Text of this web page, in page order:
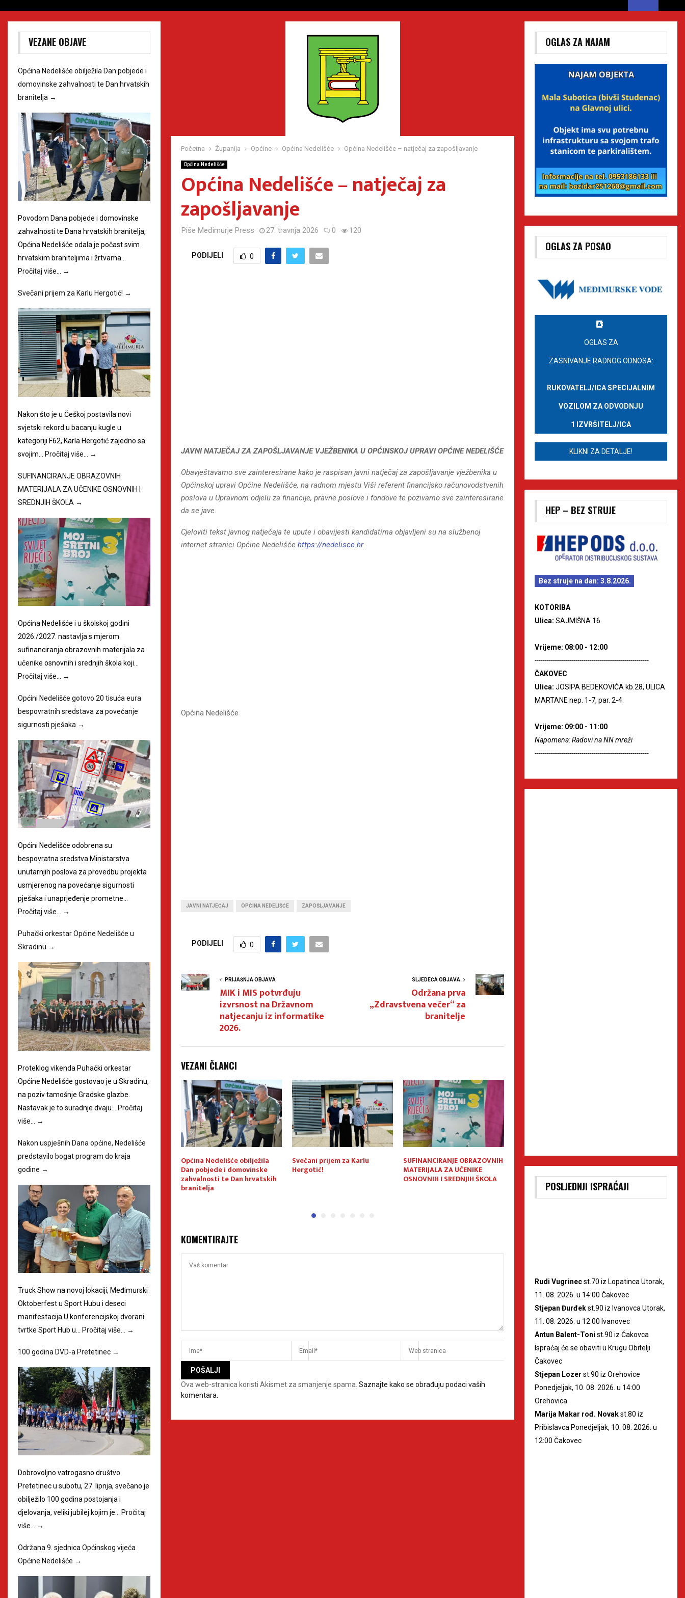
Početna Županija Općine Općina Nedelišće Općina Nedelišće – natječaj za zapošljavanje
Općina Nedelišće
Općina Nedelišće – natječaj za
zapošljavanje
Piše Međimurje Press 27. travnja 2026 0 120
PODIJELI 0
JAVNI NATJEČAJ ZA ZAPOŠLJAVANJE VJEŽBENIKA U OPĆINSKOJ UPRAVI OPĆINE NEDELIŠĆE
Obavještavamo sve zainteresirane kako je raspisan javni natječaj za zapošljavanje vježbenika u
Općinskoj upravi Općine Nedelišće, na radnom mjestu Viši referent financijsko računovodstvenih
poslova u Upravnom odjelu za financije, pravne poslove i fondove te pozivamo sve zainteresirane
da se jave.
Cjeloviti tekst javnog natječaja te upute i obavijesti kandidatima objavljeni su na službenoj
internet stranici Općine Nedelišće https://nedelisce.hr.
Općina Nedelišće
JAVNI NATJEĆAJ OPĆINA NEDELIŠĆE ZAPOŠLJAVANJE
PODIJELI 0
PRIJAŠNJA OBJAVA
MIK i MIS potvrđuju
izvrsnost na Državnom
natjecanju iz informatike
2026.
SLJEDEĆA OBJAVA
Održana prva
„Zdravstvena večer“ za
branitelje
VEZANI ČLANCI
Sudjelujte u
biltena
Festival cekara u Nedelišću
tradicije
Općina Nedelišće obilježila
Dan pobjede i domovinske
zahvalnosti te Dan hrvatskih
branitelja
Svečani prijem za Karlu
Hergotić!
SUFINANCIRANJE OBRAZOVNIH
MATERIJALA ZA UČENIKE
OSNOVNIH I SREDNJIH ŠKOLA
tisuća eura bespovratnih
sredstava za povećanje
sigurnosti pješaka
Nedelišće u
KOMENTIRAJTE
Ova web-stranica koristi Akismet za smanjenje spama. Saznajte kako se obrađuju podaci vaših
komentara.
VEZANE OBJAVE
Općina Nedelišće obilježila Dan pobjede i
domovinske zahvalnosti te Dan hrvatskih
branitelja →
Povodom Dana pobjede i domovinske
zahvalnosti te Dana hrvatskih branitelja,
Općina Nedelišće odala je počast svim
hrvatskim braniteljima i žrtvama…
Pročitaj više… →
Svečani prijem za Karlu Hergotić! →
Nakon što je u Češkoj postavila novi
svjetski rekord u bacanju kugle u
kategoriji F62, Karla Hergotić zajedno sa
svojim…
Pročitaj više… →
SUFINANCIRANJE OBRAZOVNIH
MATERIJALA ZA UČENIKE OSNOVNIH I
SREDNJIH ŠKOLA →
Općina Nedelišće i u školskoj godini
2026./2027. nastavlja s mjerom
sufinanciranja obrazovnih materijala za
učenike osnovnih i srednjih škola koji…
Pročitaj više…
→
Općini Nedelišće gotovo 20 tisuća eura
bespovratnih sredstava za povećanje
sigurnosti pješaka →
Općini Nedelišće odobrena su
bespovratna sredstva Ministarstva
unutarnjih poslova za provedbu projekta
usmjerenog na povećanje sigurnosti
pješaka i unaprjeđenje prometne…
Pročitaj više… →
Puhački orkestar Općine Nedelišće u
Skradinu →
Proteklog vikenda Puhački orkestar
Općine Nedelišće gostovao je u Skradinu,
na poziv tamošnje Gradske glazbe.
Nastavak je to suradnje dvaju… Pročitaj
više…
→
Nakon uspješnih Dana općine, Nedelišće
predstavilo bogat program do kraja
godine →
Truck Show na novoj lokaciji, Međimurski
Oktoberfest u Sport Hubu i deseci
manifestacija U konferencijskoj dvorani
tvrtke Sport Hub u…
Pročitaj više… →
100 godina DVD-a Pretetinec →
Dobrovoljno vatrogasno društvo
Pretetinec u subotu, 27. lipnja, svečano je
obilježilo 100 godina postojanja i
djelovanja, veliki jubilej kojim je…
Pročitaj
više…
→
Održana 9. sjednica Općinskog vijeća
Općine Nedelišće →
OGLAS ZA NAJAM
OGLAS ZA POSAO
OGLAS ZA
ZASNIVANJE RADNOG ODNOSA:
RUKOVATELJ/ICA SPECIJALNIM
VOZILOM ZA ODVODNJU
1 IZVRŠITELJ/ICA
KLIKNI ZA DETALJE!
HEP – BEZ STRUJE
Bez struje na dan: 3.8.2026.
KOTORIBA
Ulica: SAJMIŠNA 16.
Vrijeme: 08:00 - 12:00
--------------------------------------------------------
ČAKOVEC
Ulica: JOSIPA BEDEKOVIĆA kb.28, ULICA
MARTANE nep. 1-7, par. 2-4.
Vrijeme: 09:00 - 11:00
Napomena: Radovi na NN mreži
--------------------------------------------------------
POSLJEDNJI ISPRAĆAJI
Rudi Vugrinecst.70 iz Lopatinca Utorak,
11. 08. 2026. u 14:00 Čakovec
Stjepan Đurđekst.90 iz Ivanovca Utorak,
11. 08. 2026. u 12:00 Ivanovec
Antun Balent-Toni st.90 iz Čakovca
Ispraćaj će se obaviti u Krugu Obitelji
Čakovec
Stjepan Lozer st.90 iz Orehovice
Ponedjeljak, 10. 08. 2026. u 14:00
Orehovica
Marija Makar rođ. Novakst.80 iz
Pribislavca Ponedjeljak, 10. 08. 2026. u
12:00 Čakovec